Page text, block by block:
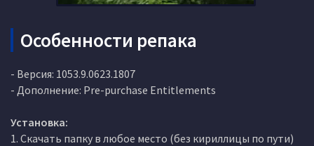
Особенности репака
- Версия: 1053.9.0623.1807
- Дополнение: Pre-purchase Entitlements
Установка:
1. Скачать папку в любое место (без кириллицы по пути)